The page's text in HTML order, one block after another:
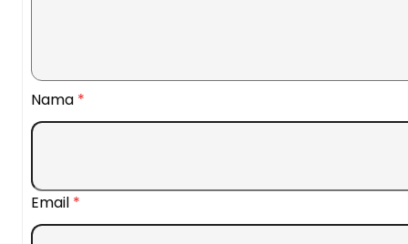
Nama *
Email *